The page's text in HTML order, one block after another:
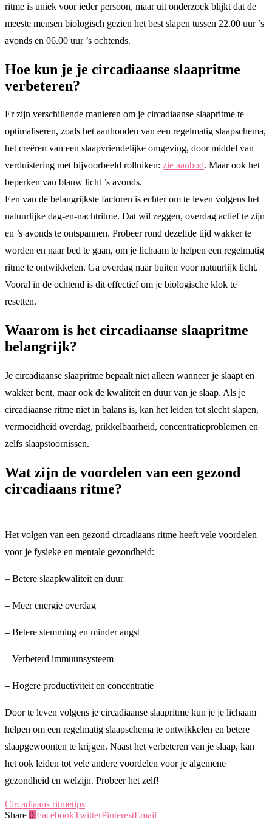
ritme is uniek voor ieder persoon, maar uit onderzoek blijkt dat de
meeste mensen biologisch gezien het best slapen tussen 22.00 uur ’s
avonds en 06.00 uur ’s ochtends.
Hoe kun je je circadiaanse slaapritme
verbeteren?
Er zijn verschillende manieren om je circadiaanse slaapritme te
optimaliseren, zoals het aanhouden van een regelmatig slaapschema,
het creëren van een slaapvriendelijke omgeving, door middel van
verduistering met bijvoorbeeld rolluiken: zie aanbod. Maar ook het
beperken van blauw licht ’s avonds.
Een van de belangrijkste factoren is echter om te leven volgens het
natuurlijke dag-en-nachtritme. Dat wil zeggen, overdag actief te zijn
en ’s avonds te ontspannen. Probeer rond dezelfde tijd wakker te
worden en naar bed te gaan, om je lichaam te helpen een regelmatig
ritme te ontwikkelen. Ga overdag naar buiten voor natuurlijk licht.
Vooral in de ochtend is dit effectief om je biologische klok te
resetten.
Waarom is het circadiaanse slaapritme
belangrijk?
Je circadiaanse slaapritme bepaalt niet alleen wanneer je slaapt en
wakker bent, maar ook de kwaliteit en duur van je slaap. Als je
circadiaanse ritme niet in balans is, kan het leiden tot slecht slapen,
vermoeidheid overdag, prikkelbaarheid, concentratieproblemen en
zelfs slaapstoornissen.
Wat zijn de voordelen van een gezond
circadiaans ritme?
Het volgen van een gezond circadiaans ritme heeft vele voordelen
voor je fysieke en mentale gezondheid:
– Betere slaapkwaliteit en duur
– Meer energie overdag
– Betere stemming en minder angst
– Verbeterd immuunsysteem
– Hogere productiviteit en concentratie
Door te leven volgens je circadiaanse slaapritme kun je je lichaam
helpen om een regelmatig slaapschema te ontwikkelen en betere
slaapgewoonten te krijgen. Naast het verbeteren van je slaap, kan
het ook leiden tot vele andere voordelen voor je algemene
gezondheid en welzijn. Probeer het zelf!
Circadiaans ritmetips
Share 0 FacebookTwitterPinterestEmail